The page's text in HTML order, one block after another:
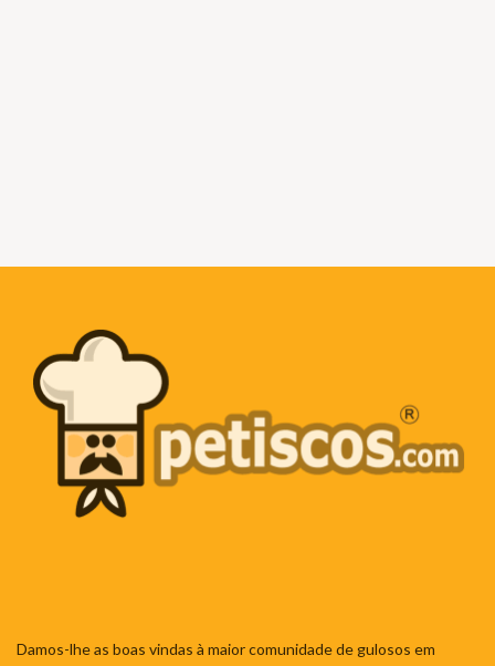
Damos-lhe as boas vindas à maior comunidade de gulosos em